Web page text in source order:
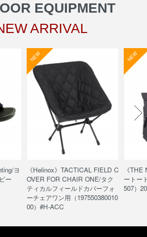
EQUIPMENT
ARRIVAL
ヨ
ー
NEW
《Helinox》TACTICAL FIELD C
OVER FOR CHAIR ONE/タク
ティカルフィールドカバーフォ
ーチェアワン用（197550380010
00）#H-ACC
NEW
《
ートー
507）